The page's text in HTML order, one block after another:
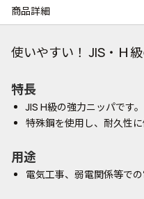
商品詳細
使いやすい！ JIS・Ｈ
特長
JIS H級の強力ニッパです。
特殊鋼を使用し、耐久性に
用途
電気工事、弱電関係等で